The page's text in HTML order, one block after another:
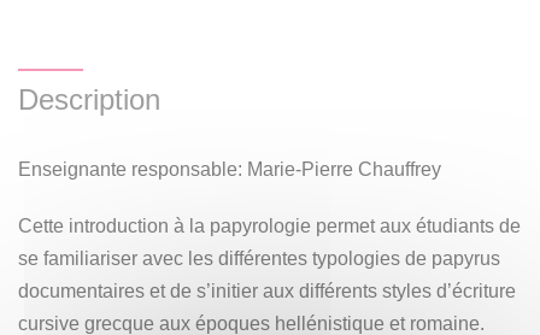
Description
Enseignante responsable: Marie-Pierre Chauffrey
Cette introduction à la papyrologie permet aux étudiants de
se familiariser avec les différentes typologies de papyrus
documentaires et de s’initier aux différents styles d’écriture
cursive grecque aux époques hellénistique et romaine.